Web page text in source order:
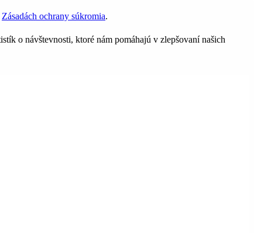
Zásadách ochrany súkromia.
o návštevnosti, ktoré nám pomáhajú v zlepšovaní našich